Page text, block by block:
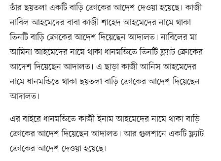
তাঁর ছয়তলা একটি বাড়ি ক্রোকের আদেশ দেওয়া হয়েছে। কাজী
নাবিল আহমেদের বাবা কাজী শাহেদ আহমেদের নামে থাকা
তিনটি বাড়ি ক্রোকের আদেশ দিয়েছেন আদালত। নাবিলের মা
আমিনা আহমেদের নামে থাকা ধানমন্ডিতে তিনটি ফ্ল্যাট ক্রোকের
আদেশ দিয়েছেন আদালত। এ ছাড়া কাজী আনিস আহমেদের
নামে ধানমন্ডিতে থাকা ছয়তলা বাড়ি ক্রোকের আদেশ দিয়েছেন
আদালত।
এর বাইরে ধানমন্ডিতে কাজী ইনাম আহমেদের নামে থাকা বাড়ি
ক্রোকের আদেশ দিয়েছেন আদালত। আর গুলশানে একটি ফ্ল্যাট
ক্রোকের আদেশ দেওয়া হয়েছে।